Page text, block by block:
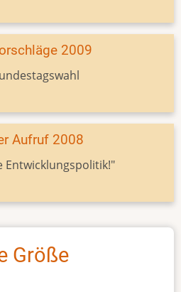
2009
Aufruf 2008
Entwicklungspolitik!"
Größe